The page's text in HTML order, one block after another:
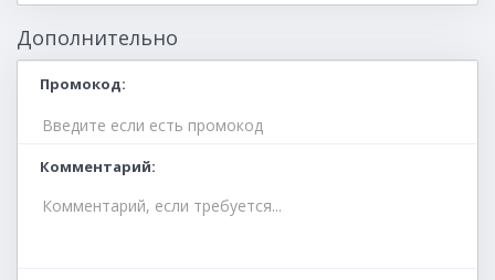
Дополнительно
Промокод
Комментарий